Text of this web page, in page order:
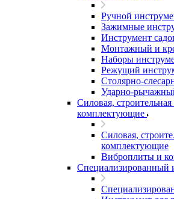
Ручной
Зажимные
Инструмент
Монтажный и
Наборы
Режущий
Столярно-
Ударно-
Силовая,
комплектующие
Силовая,
комплектующие
Виброплиты и
Специализированный